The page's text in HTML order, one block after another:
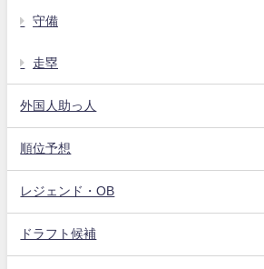
守備
走塁
外国人助っ人
順位予想
レジェンド・OB
ドラフト候補